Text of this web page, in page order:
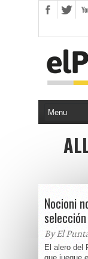
Nocioni
selección
By El
El alero del